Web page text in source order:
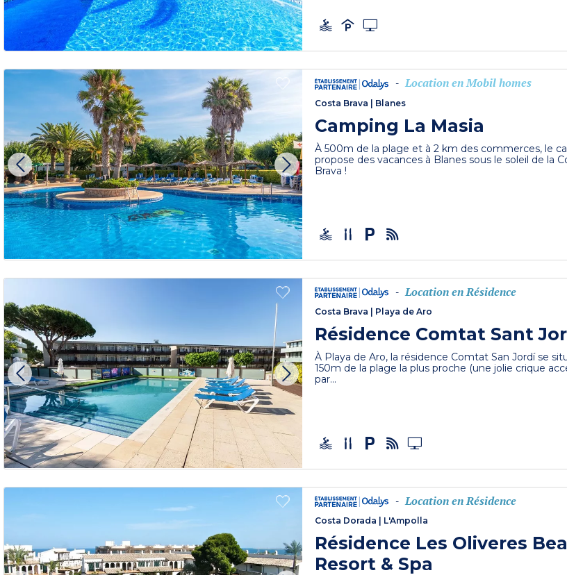
- Location en Mobil homes
Costa Brava | Blanes
Camping La Masia
À 500m de la plage et à 2 km des commerces, le
propose des vacances à Blanes sous le soleil de la
Brava !
- Location en Résidence
Costa Brava Playa de Aro
Résidence Comtat Sant
À Playa de Aro, la résidence Comtat San Jordí se
150m de la plage la plus proche (une jolie crique
par...
- Location en Résidence
Costa Dorada L'Ampolla
Résidence Les Oliveres
Resort & Spa